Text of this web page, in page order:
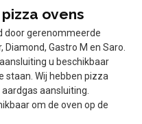
ovens
door gerenommeerde
Gastro M en Saro.
u beschikbaar
Wij hebben pizza
aansluiting.
om de oven op de